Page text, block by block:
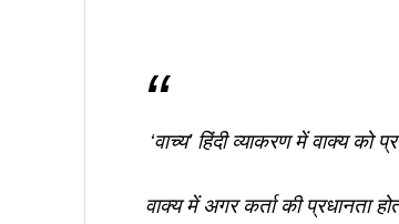
‘वाच्य’ हिंदी व्याकरण में वाक्य
वाक्य में अगर कर्ता की प्रधानता